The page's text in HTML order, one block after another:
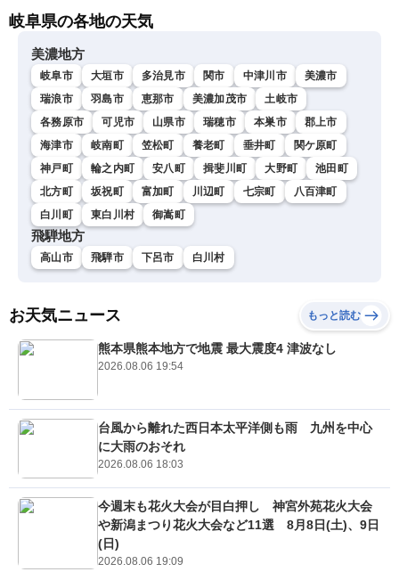
岐阜県の各地の天気
美濃地方
岐阜市 大垣市 多治見市 関市 中津川市
美濃市
瑞浪市
羽島市 恵那市 美濃加茂市
土岐市
各務原市
可児市 山県市 瑞穂市 本巣市
郡上市
海津市
岐南町 笠松町 養老町 垂井町
関ケ原町
神戸町
輪之内町 安八町 揖斐川町 大野町
池田町
北方町
坂祝町 富加町 川辺町 七宗町
八百津町
白川町
東白川村 御嵩町
飛騨地方
高山市 飛騨市 下呂市 白川村
お天気ニュース もっと読む
熊本県熊本地方で地震 最大震度4 津波なし
2026.08.06 19:54
台風から離れた西日本太平洋側も雨 九州を中心
に大雨のおそれ
2026.08.06 18:03
今週末も花火大会が目白押し 神宮外苑花火大会
や新潟まつり花火大会など11選 8月8日(土)、9日
(日)
2026.08.06 19:09